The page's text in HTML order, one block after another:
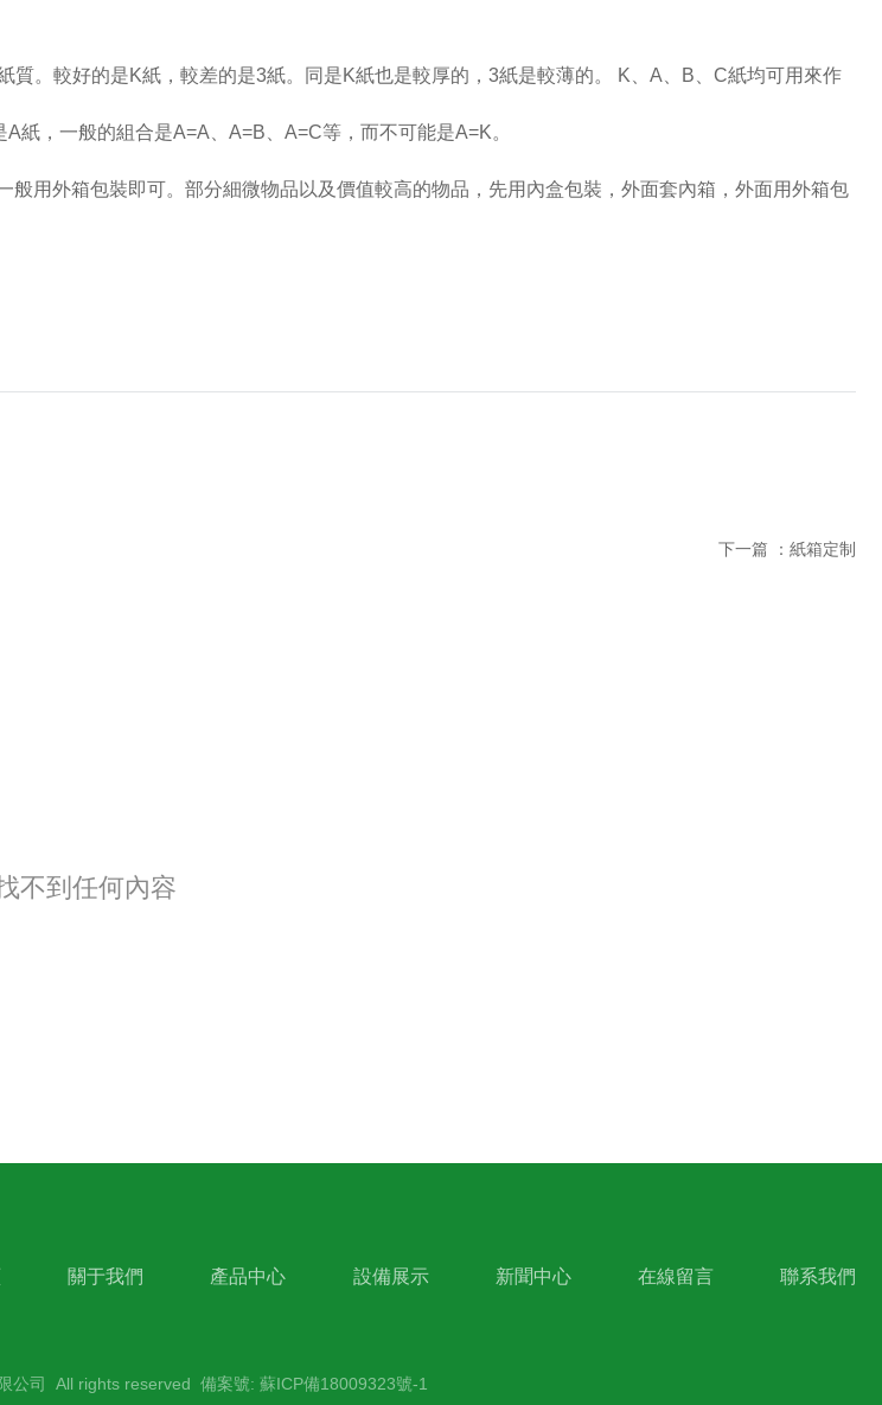
。較好的是K紙，較差的是3紙。同是K紙也是較厚的，3紙是較薄的。 K、A、B、C紙均可用來作
紙，一般的組合是A=A、A=B、A=C等，而不可能是A=K。
用外箱包裝即可。部分細微物品以及價值較高的物品，先用內盒包裝，外面套內箱，外面用外箱包
下一篇 ： 紙箱定制
不到任何內容
關于我們 產品中心 設備展示 新聞中心 在線留言 聯系我們
公司 All rights reserved 備案號: 蘇ICP備18009323號-1